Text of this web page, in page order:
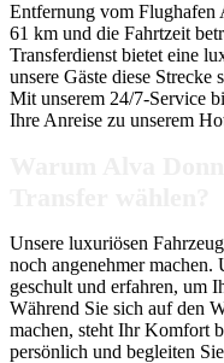
Entfernung vom
61 km und die Fahrtzeit
Transferdienst bietet eine
unsere Gäste diese
Mit unserem 24/7-Service
Ihre Anreise zu unserem
Unsere luxuriösen
noch angenehmer machen.
geschult und erfahren, um
Während Sie sich auf den
machen, steht Ihr Komfort
persönlich und begleiten